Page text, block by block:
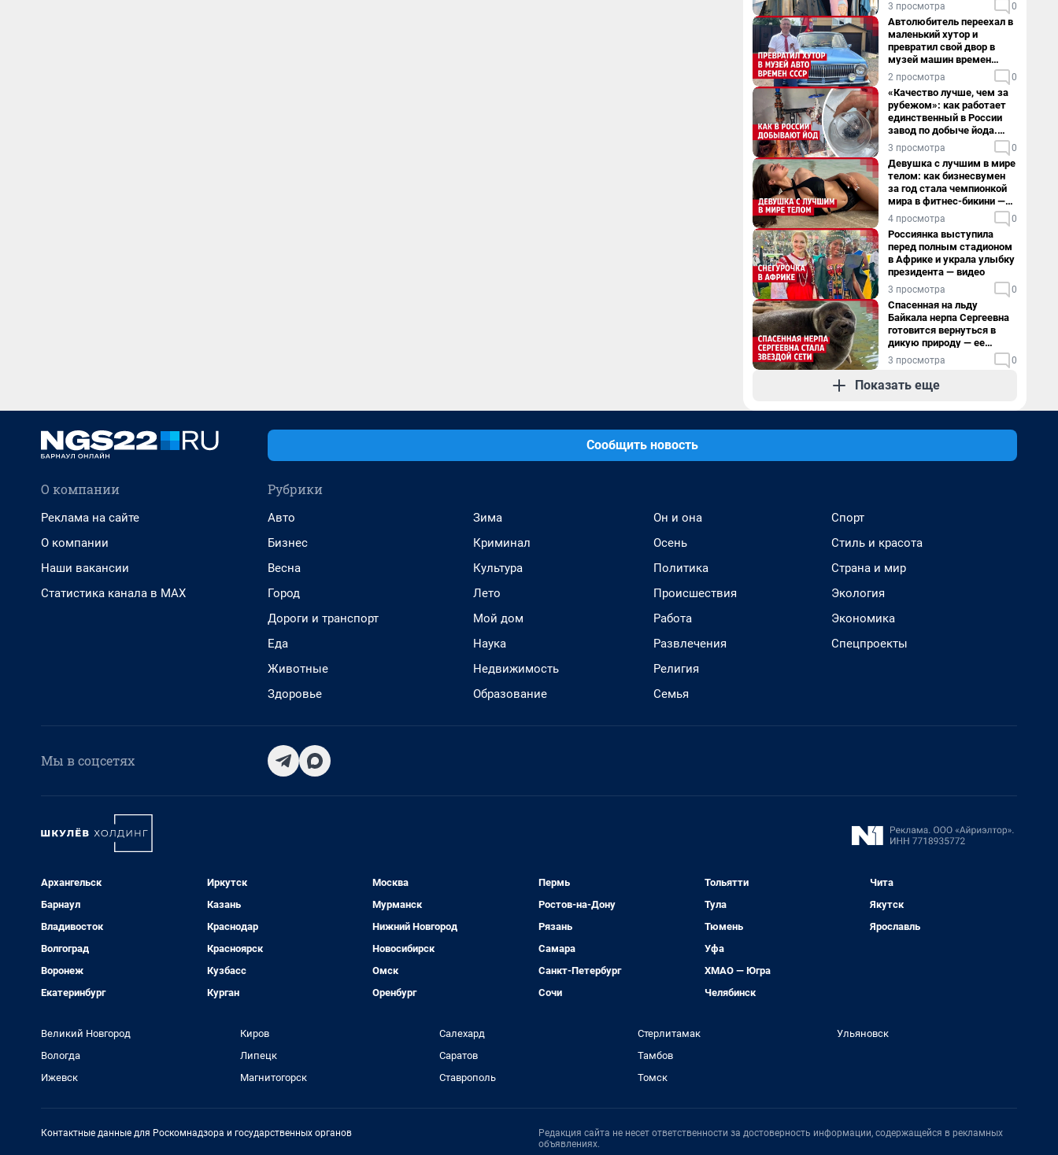
3 просмотра 0
Автолюбитель переехал в
маленький хутор и
превратил свой двор в
музей машин времен
СССР. Видео
2 просмотра 0
«Качество лучше, чем за
рубежом»: как работает
единственный в России
завод по добыче йода.
Видео
3 просмотра 0
Девушка с лучшим в мире
телом: как бизнесвумен
за год стала чемпионкой
мира в фитнес-бикини —
видео
4 просмотра 0
Россиянка выступила
перед полным стадионом
в Африке и украла улыбку
президента — видео
3 просмотра 0
Спасенная на льду
Байкала нерпа Сергеевна
готовится вернуться в
дикую природу — ее
видеоистория
3 просмотра 0
Показать еще
Сообщить новость
О компании
Реклама на сайте
О компании
Наши вакансии
Статистика канала в MAX
Рубрики
Авто
Бизнес
Весна
Город
Дороги и транспорт
Еда
Животные
Здоровье
Зима
Криминал
Культура
Лето
Мой дом
Наука
Недвижимость
Образование
Он и она
Осень
Политика
Происшествия
Работа
Развлечения
Религия
Семья
Спорт
Стиль и красота
Страна и мир
Экология
Экономика
Спецпроекты
Мы в соцсетях
Архангельск
Барнаул
Владивосток
Волгоград
Воронеж
Екатеринбург
Иркутск
Казань
Краснодар
Красноярск
Кузбасс
Курган
Москва
Мурманск
Нижний Новгород
Новосибирск
Омск
Оренбург
Пермь
Ростов-на-Дону
Рязань
Самара
Санкт-Петербург
Сочи
Тольятти
Тула
Тюмень
Уфа
ХМАО — Югра
Челябинск
Чита
Якутск
Ярославль
Великий Новгород
Вологда
Ижевск
Киров
Липецк
Магнитогорск
Салехард
Саратов
Ставрополь
Стерлитамак
Тамбов
Томск
Ульяновск
Контактные данные для Роскомнадзора и государственных органов
Редакция сайта не несет ответственности за достоверность информации, содержащейся в рекламных
объявлениях.